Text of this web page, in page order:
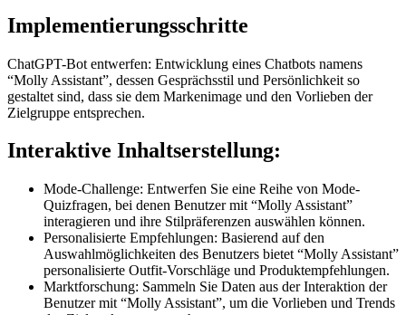
Implementierungsschritte
ChatGPT-Bot entwerfen: Entwicklung eines Chatbots namens
“Molly Assistant”, dessen Gesprächsstil und Persönlichkeit so
gestaltet sind, dass sie dem Markenimage und den Vorlieben der
Zielgruppe entsprechen.
Interaktive Inhaltserstellung:
Mode-Challenge: Entwerfen Sie eine Reihe von Mode-
Quizfragen, bei denen Benutzer mit “Molly Assistant”
interagieren und ihre Stilpräferenzen auswählen können.
Personalisierte Empfehlungen: Basierend auf den
Auswahlmöglichkeiten des Benutzers bietet “Molly Assistant”
personalisierte Outfit-Vorschläge und Produktempfehlungen.
Marktforschung: Sammeln Sie Daten aus der Interaktion der
Benutzer mit “Molly Assistant”, um die Vorlieben und Trends